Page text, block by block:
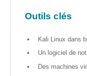
Outils clés
Kali Linux dans
Un logiciel de
Des machines
Déclics